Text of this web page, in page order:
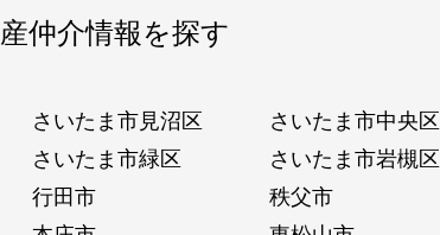
仲介情報を探す
さいたま市見沼区
さいたま市中央区
さいたま市緑区
さいたま市岩槻区
行田市
秩父市